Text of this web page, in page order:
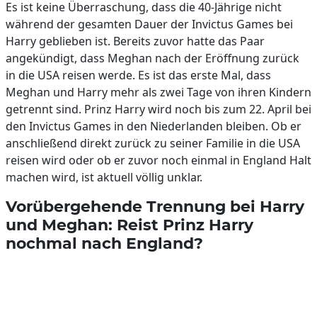
Es ist keine Überraschung, dass die 40-Jährige nicht
während der gesamten Dauer der Invictus Games bei
Harry geblieben ist. Bereits zuvor hatte das Paar
angekündigt, dass Meghan nach der Eröffnung zurück
in die USA reisen werde. Es ist das erste Mal, dass
Meghan und Harry mehr als zwei Tage von ihren Kindern
getrennt sind. Prinz Harry wird noch bis zum 22. April bei
den Invictus Games in den Niederlanden bleiben. Ob er
anschließend direkt zurück zu seiner Familie in die USA
reisen wird oder ob er zuvor noch einmal in England Halt
machen wird, ist aktuell völlig unklar.
Vorübergehende Trennung bei Harry
und Meghan: Reist Prinz Harry
nochmal nach England?